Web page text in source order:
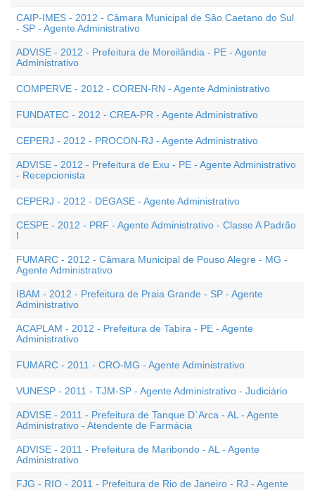
CAIP-IMES - 2012 - Câmara Municipal de São Caetano do Sul
- SP - Agente Administrativo
ADVISE - 2012 - Prefeitura de Moreilândia - PE - Agente
Administrativo
COMPERVE - 2012 - COREN-RN - Agente Administrativo
FUNDATEC - 2012 - CREA-PR - Agente Administrativo
CEPERJ - 2012 - PROCON-RJ - Agente Administrativo
ADVISE - 2012 - Prefeitura de Exu - PE - Agente Administrativo
- Recepcionista
CEPERJ - 2012 - DEGASE - Agente Administrativo
CESPE - 2012 - PRF - Agente Administrativo - Classe A Padrão
I
FUMARC - 2012 - Câmara Municipal de Pouso Alegre - MG -
Agente Administrativo
IBAM - 2012 - Prefeitura de Praia Grande - SP - Agente
Administrativo
ACAPLAM - 2012 - Prefeitura de Tabira - PE - Agente
Administrativo
FUMARC - 2011 - CRO-MG - Agente Administrativo
VUNESP - 2011 - TJM-SP - Agente Administrativo - Judiciário
ADVISE - 2011 - Prefeitura de Tanque D`Arca - AL - Agente
Administrativo - Atendente de Farmácia
ADVISE - 2011 - Prefeitura de Maribondo - AL - Agente
Administrativo
FJG - RIO - 2011 - Prefeitura de Rio de Janeiro - RJ - Agente